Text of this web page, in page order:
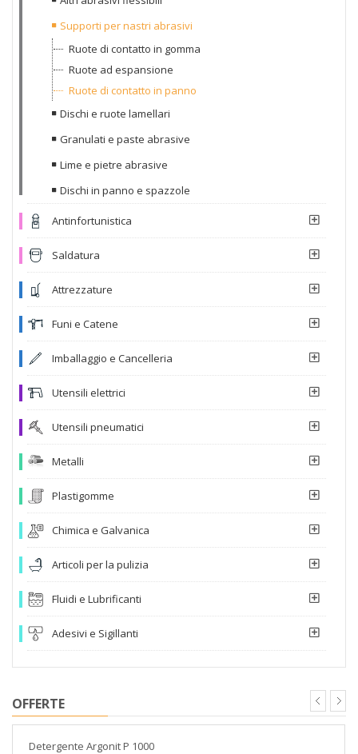
Supporti per nastri abrasivi
Ruote di contatto in gomma
Ruote ad espansione
Ruote di contatto in panno
Dischi e ruote lamellari
Granulati e paste abrasive
Lime e pietre abrasive
Dischi in panno e spazzole
Antinfortunistica
Saldatura
Attrezzature
Funi e Catene
Imballaggio e Cancelleria
Utensili elettrici
Utensili pneumatici
Metalli
Plastigomme
Chimica e Galvanica
Articoli per la pulizia
Fluidi e Lubrificanti
Adesivi e Sigillanti
OFFERTE
Detergente Argonit P 1000